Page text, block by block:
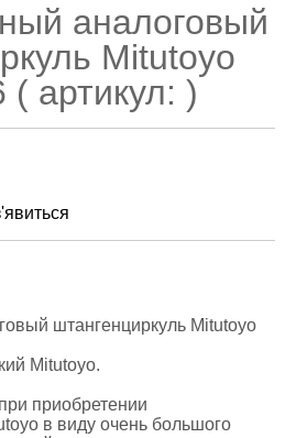
аналоговый
Mitutoyo
артикул: )
штангенциркуль Mitutoyo
Mitutoyo.
приобретении
в виду очень большого